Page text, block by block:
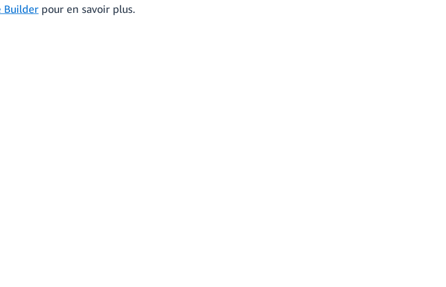
Builder pour en savoir plus.